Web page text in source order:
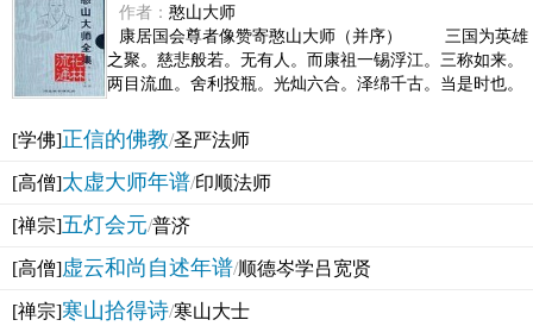
作者： 憨山大师
康居国会尊者像赞寄憨山大师（并序） 三国为英雄
之聚。慈悲般若。无有人。而康祖一锡浮江。三称如来。
两目流血。舍利投瓶。光灿六合。泽绵千古。当是时也。
[学佛]正信的佛教/圣严法师
[高僧]太虚大师年谱/印顺法师
[禅宗]五灯会元/普济
[高僧]虚云和尚自述年谱/顺德岑学吕宽贤
[禅宗]寒山拾得诗/寒山大士